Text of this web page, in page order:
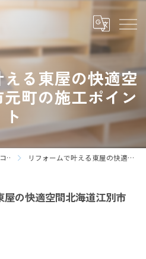
る東屋の快適空
町の施工ポイン
ト
コラム リフォームで叶える東屋の快適空間北海道江別市元町の施工ポイント
屋の快適空間北海道江別市